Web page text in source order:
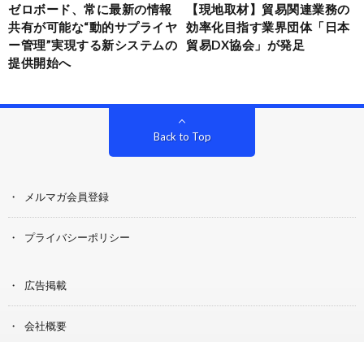
ゼロボード、常に最新の情報
共有が可能な“動的サプライヤ
ー管理”実現する新システムの
提供開始へ
【現地取材】貿易関連業務の
効率化目指す業界団体「日本
貿易DX協会」が発足
Back to Top
メルマガ会員登録
プライバシーポリシー
広告掲載
会社概要